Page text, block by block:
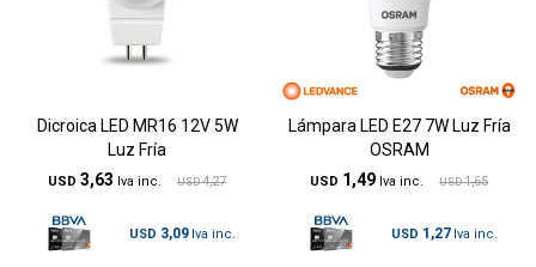
Dicroica LED MR16 12V 5W
Luz Fría
USD 3,63 USD 4,27
USD 3,09
Lámpara LED E27 7W Luz Fría
OSRAM
USD 1,49 USD 1,65
USD 1,27